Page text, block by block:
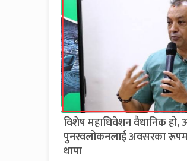
विशेष महाधिवेशन वैधानिक
पुनरवलोकनलाई अवसरका
थापा